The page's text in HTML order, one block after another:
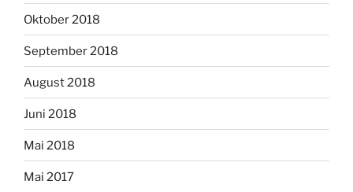
Oktober 2018
September 2018
August 2018
Juni 2018
Mai 2018
Mai 2017